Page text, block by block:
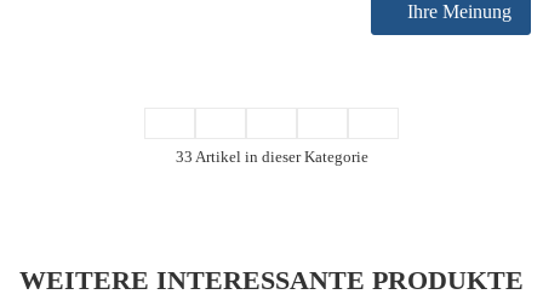
Ihre Meinung
33 Artikel in dieser Kategorie
WEITERE INTERESSANTE PRODUKTE